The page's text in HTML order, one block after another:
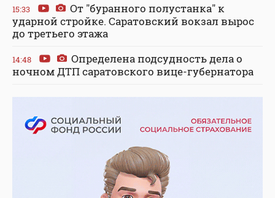
15:33
От "буранного полустанка" к
ударной стройке. Саратовский вокзал вырос
до третьего этажа
14:48
Определена подсудность дела о
ночном ДТП саратовского вице-губернатора